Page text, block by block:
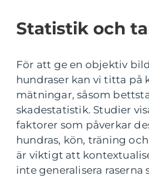
Statistik och
För att ge en objektiv
hundraser kan vi titta på
mätningar, såsom
skadestatistik. Studier
faktorer som påverkar
hundras, kön, träning
är viktigt att
inte generalisera raserna